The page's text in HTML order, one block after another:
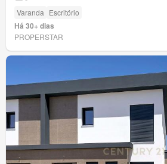
Varanda Escritório
Há 30+ dias
PROPERSTAR